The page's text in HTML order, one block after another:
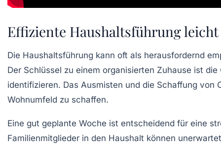
Effiziente Haushaltsführung
Die Haushaltsführung kann oft als herausfordernd
Der Schlüssel zu einem organisierten Zuhause ist die
identifizieren. Das Ausmisten und die Schaffung von
Wohnumfeld zu schaffen.
Eine gut geplante Woche ist entscheidend für eine
Familienmitglieder in den Haushalt können